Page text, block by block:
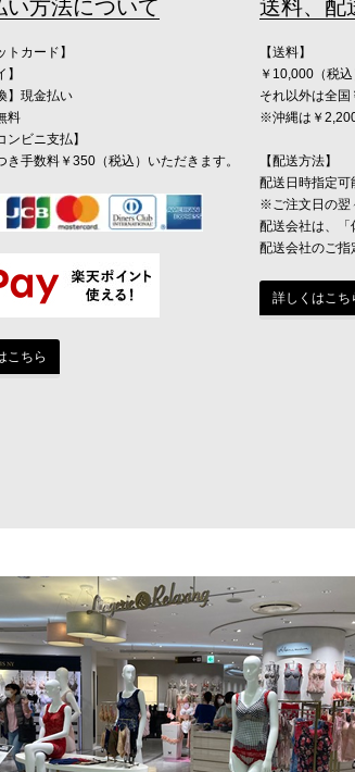
い方法について 送料、配
トカード】
】
】現金払い
料
ンビニ支払】
手数料￥350（税込）いただきます。
こちら
【送料】
￥10,000（税
それ以外は全国
※沖縄は￥
【配送方法】
配送日時指定可
※ご注文日の翌
配送会社は、「
配送会社のご指
詳しくはこち